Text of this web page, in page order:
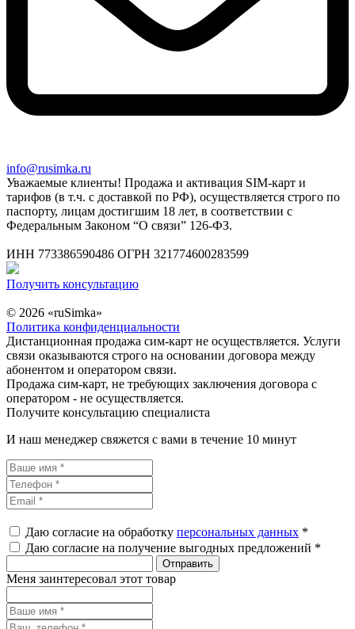
info@rusimka.ru
Уважаемые клиенты! Продажа и активация SIM-карт и
тарифов (в т.ч. с доставкой по РФ), осуществляется строго по
паспорту, лицам достигшим 18 лет, в соответствии с
Федеральным Законом “О связи” 126-ФЗ.
ИНН 773386590486 ОГРН 321774600283599
Получить консультацию
© 2026 «ruSimka»
Политика конфиденциальности
Дистанционная продажа сим-карт не осуществляется. Услуги
связи оказываются строго на основании договора между
абонентом и оператором связи.
Продажа сим-карт, не требующих заключения договора с
оператором - не осуществляется.
Получите консультацию специалиста
И наш менеджер свяжется с вами в течение 10 минут
Даю согласие на обработку персональных данных *
Даю согласие на получение выгодных предложений *
Меня заинтересовал этот товар